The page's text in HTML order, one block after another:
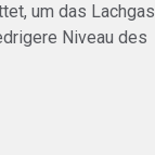
um das Lachgas
Niveau des